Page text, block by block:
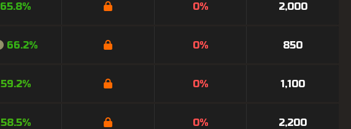
65.8% 0% 2,000
66.2% 0% 850
59.2% 0% 1,100
58.5% 0% 2,200